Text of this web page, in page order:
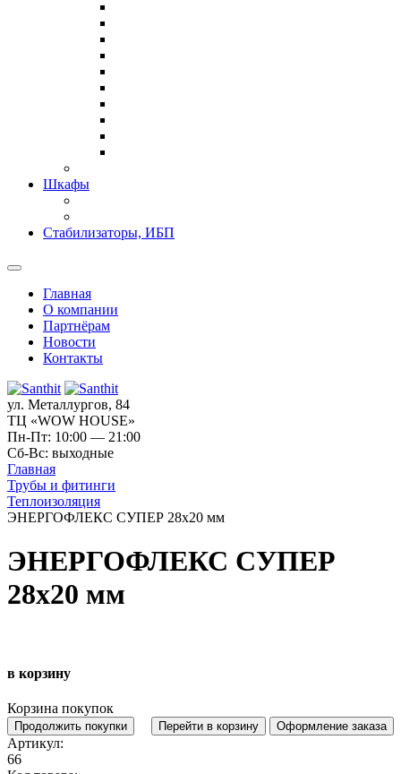
Шкафы
Стабилизаторы, ИБП
Главная
О компании
Партнёрам
Новости
Контакты
ул. Металлургов, 84
ТЦ «WOW HOUSE»
Пн-Пт: 10:00 — 21:00
Сб-Вс: выходные
Главная
Трубы и фитинги
Теплоизоляция
ЭНЕРГОФЛЕКС СУПЕР 28х20 мм
ЭНЕРГОФЛЕКС СУПЕР
28х20 мм
в корзину
Корзина покупок
Продолжить покупки Перейти в корзину Оформление заказа
Артикул:
66